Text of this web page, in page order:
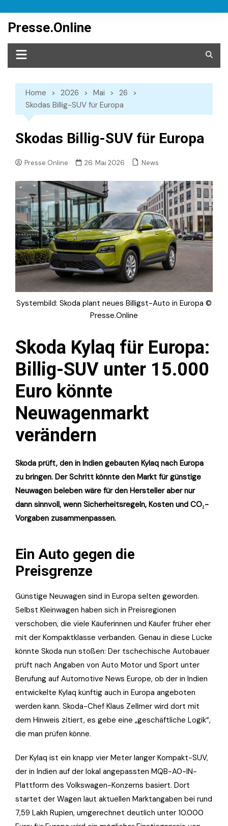
content
Presse.Online
Home 2026 Mai
26
Skodas Billig-SUV für Europa
Skodas Billig-SUV für Europa
Presse.Online 26. Mai 2026 News
Systembild: Skoda plant neues Billigst-Auto in Europa ©
Presse.Online
Skoda Kylaq für Europa:
Billig-SUV unter 15.000
Euro könnte
Neuwagenmarkt
verändern
Skoda prüft, den in Indien gebauten Kylaq nach Europa
zu bringen. Der Schritt könnte den Markt für günstige
Neuwagen beleben wäre für den Hersteller aber nur
dann sinnvoll, wenn Sicherheitsregeln, Kosten und CO₂-
Vorgaben zusammenpassen.
Ein Auto gegen die
Preisgrenze
Günstige Neuwagen sind in Europa selten geworden.
Selbst Kleinwagen haben sich in Preisregionen
verschoben, die viele Käuferinnen und Käufer früher eher
mit der Kompaktklasse verbanden. Genau in diese Lücke
könnte Skoda nun stoßen: Der tschechische Autobauer
prüft nach Angaben von Auto Motor und Sport unter
Berufung auf Automotive News Europe, ob der in Indien
entwickelte Kylaq künftig auch in Europa angeboten
werden kann. Skoda-Chef Klaus Zellmer wird dort mit
dem Hinweis zitiert, es gebe eine „geschäftliche Logik“,
die man prüfen könne.
Der Kylaq ist ein knapp vier Meter langer Kompakt-SUV,
der in Indien auf der lokal angepassten MQB-A0-IN-
Plattform des Volkswagen-Konzerns basiert. Dort
startet der Wagen laut aktuellen Marktangaben bei rund
7,59 Lakh Rupien, umgerechnet deutlich unter 10.000